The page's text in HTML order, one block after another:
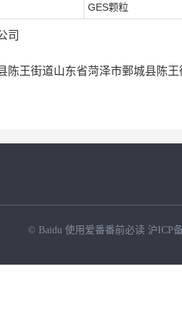
GES颗粒
司
陈王街道山东省菏泽市鄄城县陈
© Baidu 使用爱番番前必读 沪ICP